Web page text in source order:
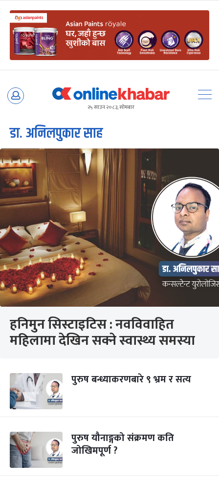
Skip
२५ साउन २०८३, सोमबार
डा. अनिलपुकार साह
हनिमुन सिस्टाइटिस : नवविवाहित
महिलामा देखिन सक्ने स्वास्थ्य समस्या
पुरुष बन्ध्याकरणबारे ९ भ्रम र सत्य
पुरुष यौनाङ्गको संक्रमण कति
जोखिमपूर्ण ?